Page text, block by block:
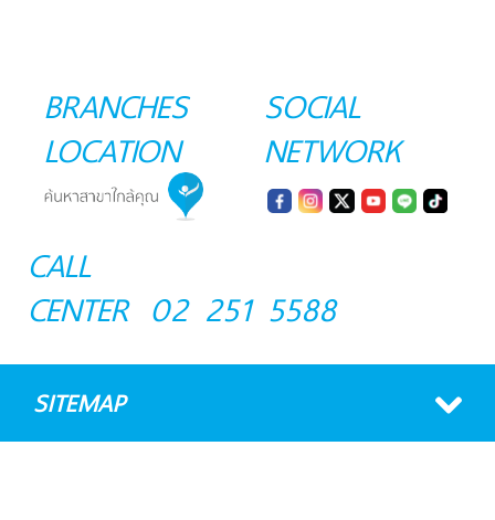
BRANCHES
LOCATION
SOCIAL
NETWORK
CALL
CENTER 02 251 5588
SITEMAP